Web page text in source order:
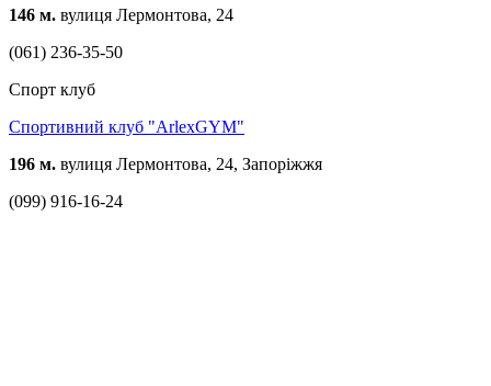
146 м. вулиця Лермонтова, 24
(061) 236-35-50
Спорт клуб
Спортивний клуб "ArlexGYM"
196 м. вулиця Лермонтова, 24, Запоріжжя
(099) 916-16-24